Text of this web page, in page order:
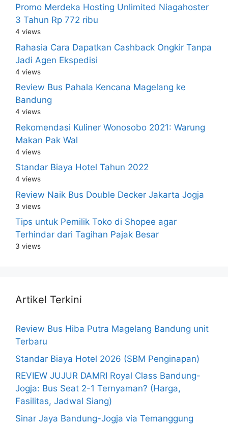
Promo Merdeka Hosting Unlimited Niagahoster
3 Tahun Rp 772 ribu
4 views
Rahasia Cara Dapatkan Cashback Ongkir Tanpa
Jadi Agen Ekspedisi
4 views
Review Bus Pahala Kencana Magelang ke
Bandung
4 views
Rekomendasi Kuliner Wonosobo 2021: Warung
Makan Pak Wal
4 views
Standar Biaya Hotel Tahun 2022
4 views
Review Naik Bus Double Decker Jakarta Jogja
3 views
Tips untuk Pemilik Toko di Shopee agar
Terhindar dari Tagihan Pajak Besar
3 views
Artikel Terkini
Review Bus Hiba Putra Magelang Bandung unit
Terbaru
Standar Biaya Hotel 2026 (SBM Penginapan)
REVIEW JUJUR DAMRI Royal Class Bandung-
Jogja: Bus Seat 2-1 Ternyaman? (Harga,
Fasilitas, Jadwal Siang)
Sinar Jaya Bandung-Jogja via Temanggung